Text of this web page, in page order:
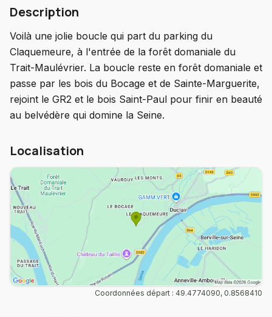
Description
Voilà une jolie boucle qui part du parking du
Claquemeure, à l'entrée de la forêt domaniale du
Trait-Maulévrier. La boucle reste en forêt domaniale et
passe par les bois du Bocage et de Sainte-Marguerite,
rejoint le GR2 et le bois Saint-Paul pour finir en beauté
au belvédère qui domine la Seine.
Localisation
Coordonnées départ : 49.4774090, 0.8568410